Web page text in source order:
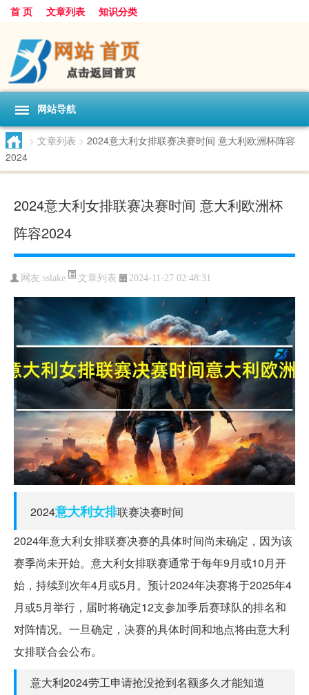
首 页 文章列表 知识分类
网站导航
> 文章列表 > 2024意大利女排联赛决赛时间 意大利欧洲杯阵容
2024
2024意大利女排联赛决赛时间 意大利欧洲杯
阵容2024
网友:sslake 文章列表 2024-11-27 02:48:31
2024意大利女排联赛决赛时间
2024年意大利女排联赛决赛的具体时间尚未确定，因为该
赛季尚未开始。意大利女排联赛通常于每年9月或10月开
始，持续到次年4月或5月。预计2024年决赛将于2025年4
月或5月举行，届时将确定12支参加季后赛球队的排名和
对阵情况。一旦确定，决赛的具体时间和地点将由意大利
女排联合会公布。
意大利2024劳工申请抢没抢到名额多久才能知道